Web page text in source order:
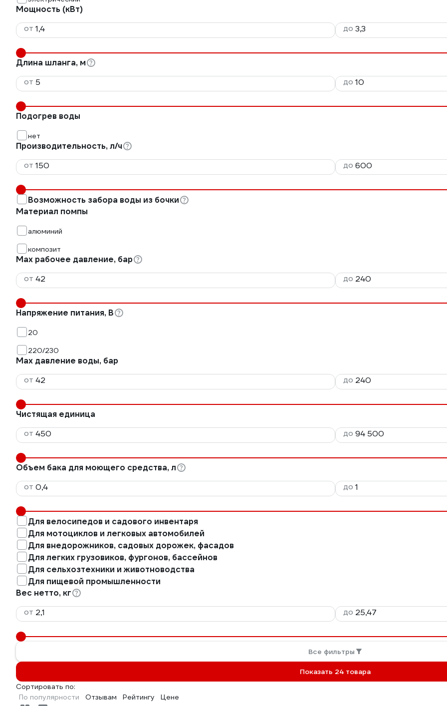
Мощность (кВт)
от
до
Длина шланга, м
от
до
Подогрев воды
нет
Производительность, л/ч
от
до
Возможность забора воды из бочки
Материал помпы
алюминий
композит
Мах рабочее давление, бар
от
до
Напряжение питания, В
20
220/230
Max давление воды, бар
от
до
Чистящая единица
от
до
Объем бака для моющего средства, л
от
до
Для велосипедов и садового инвентаря
Для мотоциклов и легковых автомобилей
Для внедорожников, садовых дорожек, фасадов
Для легких грузовиков, фургонов, бассейнов
Для сельхозтехники и животноводства
Для пищевой промышленности
Вес нетто, кг
от
до
Все фильтры
Показать 24 товара
Сортировать по:
По популярности
Отзывам Рейтингу Цене